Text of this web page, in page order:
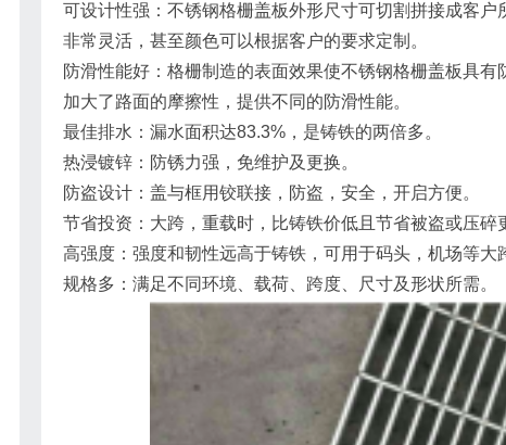
可设计性强：不锈钢格栅盖板外形尺寸可切割拼接成客
非常灵活，甚至颜色可以根据客户的要求定制。
防滑性能好：格栅制造的表面效果使不锈钢格栅盖板具
加大了路面的摩擦性，提供不同的防滑性能。
最佳排水：漏水面积达83.3%，是铸铁的两倍多。
热浸镀锌：防锈力强，免维护及更换。
防盗设计：盖与框用铰联接，防盗，安全，开启方便。
节省投资：大跨，重载时，比铸铁价低且节省被盗或压碎
高强度：强度和韧性远高于铸铁，可用于码头，机场等大
规格多：满足不同环境、载荷、跨度、尺寸及形状所需。